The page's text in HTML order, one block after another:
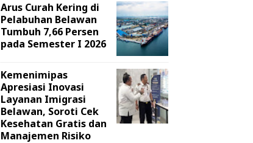
Arus Curah Kering di
Pelabuhan Belawan
Tumbuh 7,66 Persen
pada Semester I 2026
Kemenimipas
Apresiasi Inovasi
Layanan Imigrasi
Belawan, Soroti Cek
Kesehatan Gratis dan
Manajemen Risiko